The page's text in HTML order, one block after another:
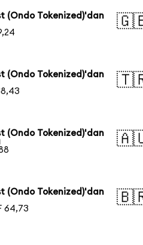
(Ondo Tokenized)'dan
(Ondo Tokenized)'dan
(Ondo Tokenized)'dan
(Ondo Tokenized)'dan
64,73